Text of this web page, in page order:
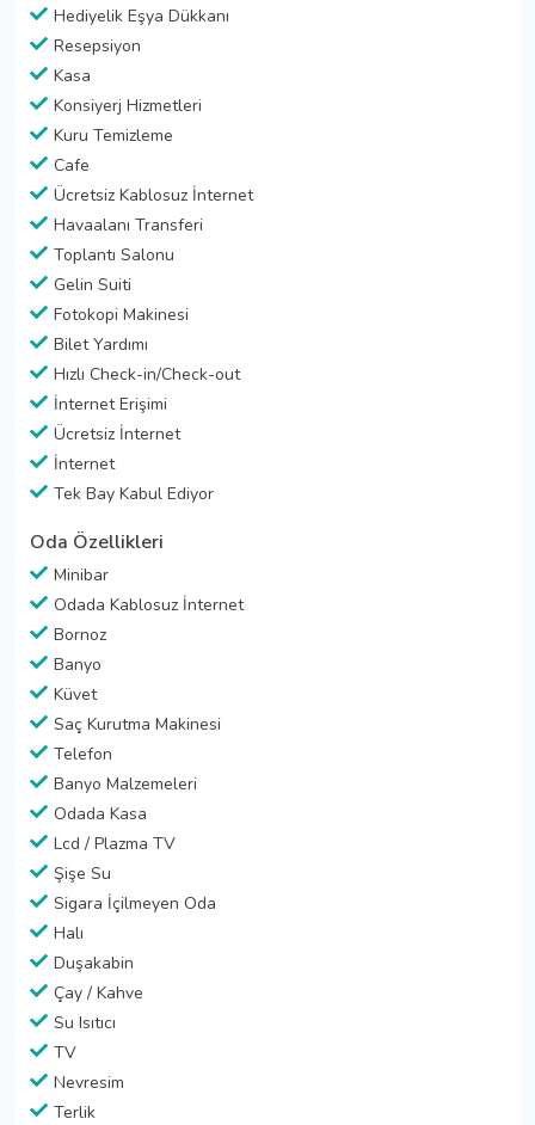
Hediyelik Eşya Dükkanı
Resepsiyon
Kasa
Konsiyerj Hizmetleri
Kuru Temizleme
Cafe
Ücretsiz Kablosuz İnternet
Havaalanı Transferi
Toplantı Salonu
Gelin Suiti
Fotokopi Makinesi
Bilet Yardımı
Hızlı Check-in/Check-out
İnternet Erişimi
Ücretsiz İnternet
İnternet
Tek Bay Kabul Ediyor
Oda Özellikleri
Minibar
Odada Kablosuz İnternet
Bornoz
Banyo
Küvet
Saç Kurutma Makinesi
Telefon
Banyo Malzemeleri
Odada Kasa
Lcd / Plazma TV
Şişe Su
Sigara İçilmeyen Oda
Halı
Duşakabin
Çay / Kahve
Su Isıtıcı
TV
Nevresim
Terlik